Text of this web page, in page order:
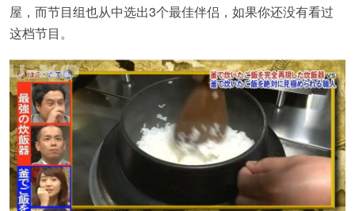
屋，而节目组也从中选出3个最佳伴侣，如果你还没有看过
这档节目。